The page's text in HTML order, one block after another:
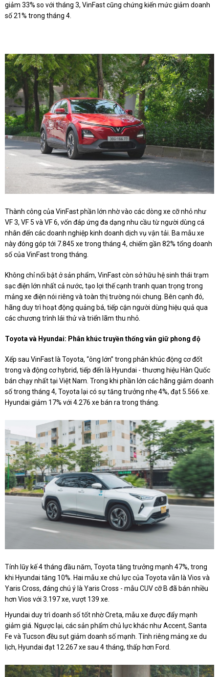
giảm 33% so với tháng 3, VinFast cũng chứng kiến mức giảm doanh
số 21% trong tháng 4.
Thành công của VinFast phần lớn nhờ vào các dòng xe cỡ nhỏ như
VF 3, VF 5 và VF 6, vốn đáp ứng đa dạng nhu cầu từ người dùng cá
nhân đến các doanh nghiệp kinh doanh dịch vụ vận tải. Ba mẫu xe
này đóng góp tới 7.845 xe trong tháng 4, chiếm gần 82% tổng doanh
số của VinFast trong tháng.
Không chỉ nổi bật ở sản phẩm, VinFast còn sở hữu hệ sinh thái trạm
sạc điện lớn nhất cả nước, tạo lợi thế cạnh tranh quan trọng trong
mảng xe điện nói riêng và toàn thị trường nói chung. Bên cạnh đó,
hãng duy trì hoạt động quảng bá, tiếp cận người dùng hiệu quả qua
các chương trình lái thử và triển lãm thu nhỏ.
Toyota và Hyundai: Phân khúc truyền thống vẫn giữ phong độ
Xếp sau VinFast là Toyota, “ông lớn” trong phân khúc động cơ đốt
trong và động cơ hybrid, tiếp đến là Hyundai - thương hiệu Hàn Quốc
bán chạy nhất tại Việt Nam. Trong khi phần lớn các hãng giảm doanh
số trong tháng 4, Toyota lại có sự tăng trưởng nhẹ 4%, đạt 5.566 xe.
Hyundai giảm 17% với 4.276 xe bán ra trong tháng.
Tính lũy kế 4 tháng đầu năm, Toyota tăng trưởng mạnh 47%, trong
khi Hyundai tăng 10%. Hai mẫu xe chủ lực của Toyota vẫn là Vios và
Yaris Cross, đáng chú ý là Yaris Cross - mẫu CUV cỡ B đã bán nhiều
hơn Vios với 3.197 xe, vượt 139 xe.
Hyundai duy trì doanh số tốt nhờ Creta, mẫu xe được đẩy mạnh
giảm giá. Ngược lại, các sản phẩm chủ lực khác như Accent, Santa
Fe và Tucson đều sụt giảm doanh số mạnh. Tính riêng mảng xe du
lịch, Hyundai đạt 12.267 xe sau 4 tháng, thấp hơn Ford.